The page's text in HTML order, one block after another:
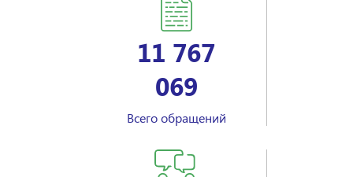
11 767
069
Всего обращений